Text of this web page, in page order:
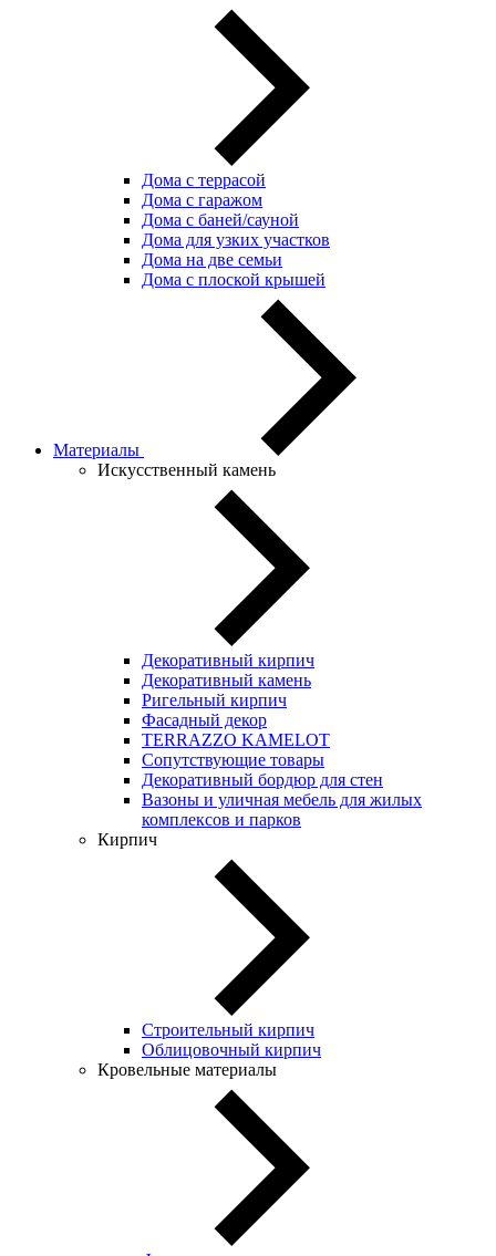
Дома с террасой
Дома с гаражом
Дома с баней/сауной
Дома для узких участков
Дома на две семьи
Дома с плоской крышей
Материалы
Искусственный камень
Декоративный кирпич
Декоративный камень
Ригельный кирпич
Фасадный декор
TERRAZZO KAMELOT
Сопутствующие товары
Декоративный бордюр для стен
Вазоны и уличная мебель для жилых
комплексов и парков
Кирпич
Строительный кирпич
Облицовочный кирпич
Кровельные материалы